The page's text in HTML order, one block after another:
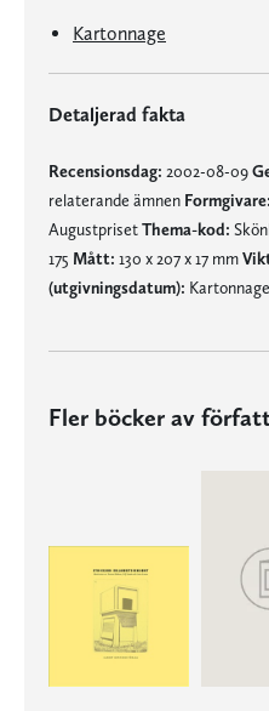
Kartonnage
Detaljerad fakta
Recensionsdag: 2002-08-09
relaterande ämnen Formgivare:
AugustprisetThema-kod:
175 Mått: 130 x 207 x 17 mm
(utgivningsdatum):
Fler böcker av